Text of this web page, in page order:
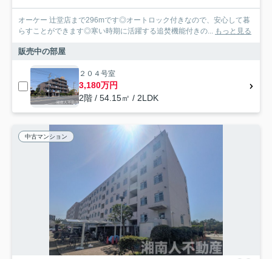
オーケー 辻堂店まで296mです◎オートロック付きなので、安心して暮
らすことができます◎寒い時期に活躍する追焚機能付きの... もっと見る
販売中の部屋
２０４号室
3,180万円
2階 / 54.15㎡ / 2LDK
中古マンション